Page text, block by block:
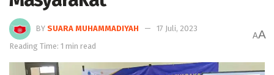
BY SUARA MUHAMMADIYAH
17 Juli, 2023
Reading Time: 1 min read
AA